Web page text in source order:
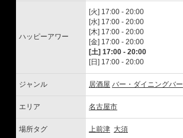
ハッピーアワー
[火] 17:00 - 20:00
[水] 17:00 - 20:00
[木] 17:00 - 20:00
[金] 17:00 - 20:00
[土] 17:00 - 20:00
[日] 17:00 - 20:00
ジャンル 居酒屋 バー・ダイニングバー
エリア 名古屋市
場所タグ 上前津 大須